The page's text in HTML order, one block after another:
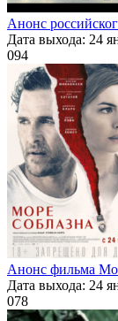
Анонс
Дата выхода: 24
094
Анонс фильма
Дата выхода: 24
078